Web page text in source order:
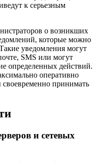
к серьезным
о возникших
которые можно
уведомления могут
SMS или могут
определенных действий.
оперативно
принимать
и сетевых